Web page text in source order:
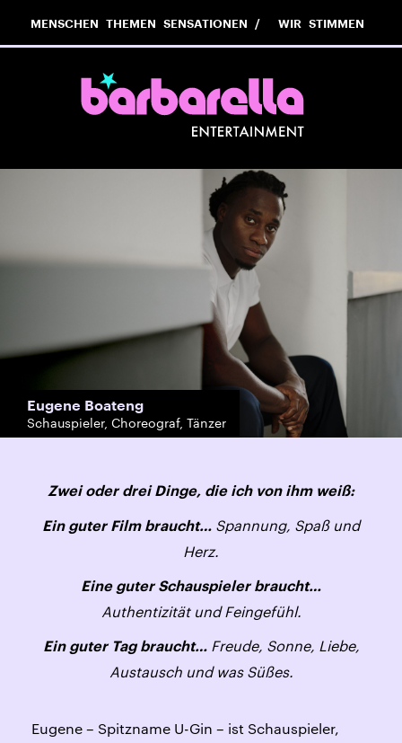
MENSCHEN THEMEN SENSATIONEN WIR STIMMEN
Eugene Boateng
Schauspieler, Choreograf, Tänzer
Zwei oder drei Dinge, die ich von ihm weiß:
Ein guter Film braucht… Spannung, Spaß und
Herz.
Eine guter Schauspieler braucht…
Authentizität und Feingefühl.
Ein guter Tag braucht… Freude, Sonne, Liebe,
Austausch und was Süßes.
Eugene – Spitzname U-Gin – ist Schauspieler,